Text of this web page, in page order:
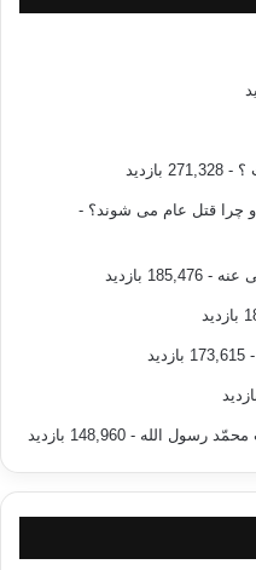
؟ - 271,328 بازدید
چرا قتل عام می شوند؟ -
عنه - 185,476 بازدید
- 173,615 بازدید
رسول الله - 148,960 بازدید